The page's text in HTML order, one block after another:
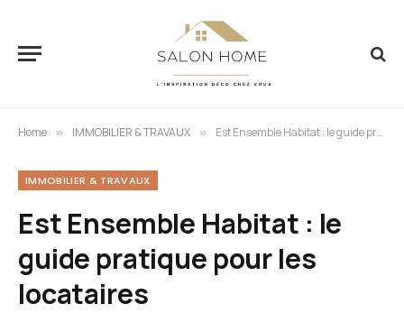
Home » IMMOBILIER & TRAVAUX » Est Ensemble Habitat : le guide pratique pour les locataires
IMMOBILIER & TRAVAUX
Est Ensemble Habitat : le
guide pratique pour les
locataires